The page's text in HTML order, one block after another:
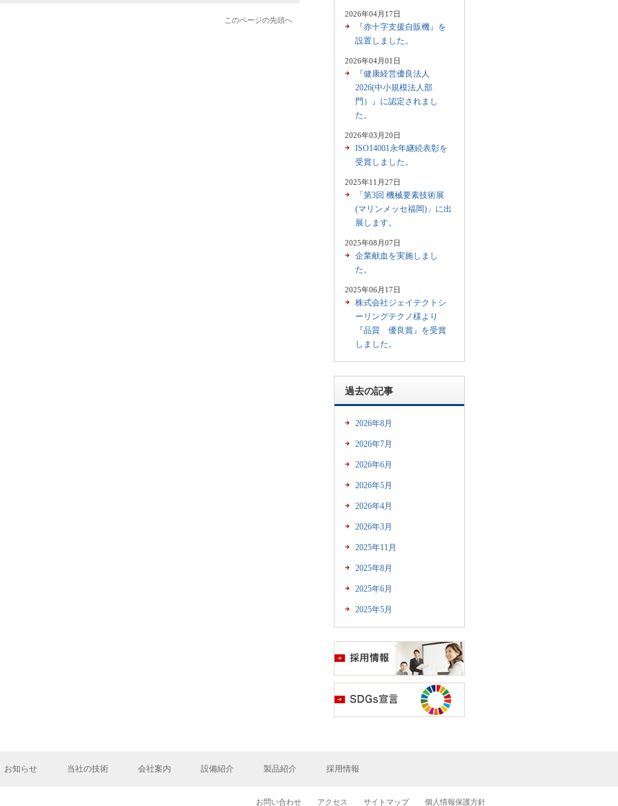
このページの先頭へ
2026年04月17日
『赤十字支援自販機』を
設置しました。
2026年04月01日
『健康経営優良法人
2026(中小規模法人部
門）』に認定されまし
た。
2026年03月20日
ISO14001永年継続表彰を
受賞しました。
2025年11月27日
「第3回 機械要素技術展
(マリンメッセ福岡)」に出
展します。
2025年08月07日
企業献血を実施しまし
た。
2025年06月17日
株式会社ジェイテクトシ
ーリングテクノ様より
『品質 優良賞』を受賞
しました。
過去の記事
2026年8月
2026年7月
2026年6月
2026年5月
2026年4月
2026年3月
2025年11月
2025年8月
2025年6月
2025年5月
お知らせ 当社の技術 会社案内 設備紹介 製品紹介 採用情報
お問い合わせ アクセス サイトマップ 個人情報保護方針